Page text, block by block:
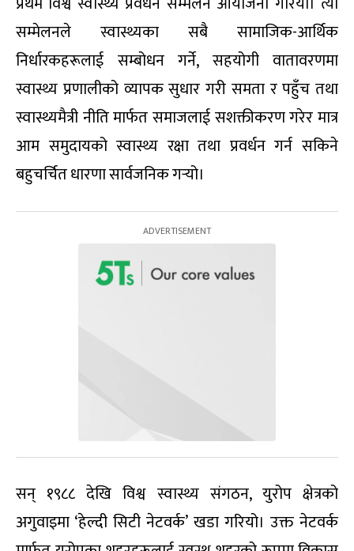
सम्मेलनले स्वास्थ्यका सबै सामाजिक-आर्थिक
निर्धारकहरूलाई सम्बोधन गर्ने, सहयोगी वातावरणमा
स्वास्थ्य प्रणालीको व्यापक सुधार गरी समता र पहुँच तथा
स्वास्थ्यमैत्री नीति मार्फत समाजलाई सशक्तीकरण गरेर मात्र
आम समुदायको स्वास्थ्य रक्षा तथा प्रवर्धन गर्न सकिने
बहुचर्चित धारणा सार्वजनिक गर्‍यो।
सन् १९८८ देखि विश्व स्वास्थ्य संगठन, युरोप क्षेत्रको
अगुवाइमा ‘हेल्दी सिटी नेटवर्क’ खडा गरियो। उक्त नेटवर्क